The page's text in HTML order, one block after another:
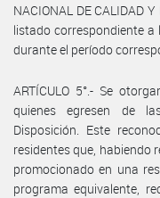
NACIONAL DE CALIDAD Y
listado correspondiente a
durante el período
ARTÍCULO 5°.- Se
quienes egresen de
Disposición. Este
residentes que, habiendo
promocionado en una
programa equivalente,